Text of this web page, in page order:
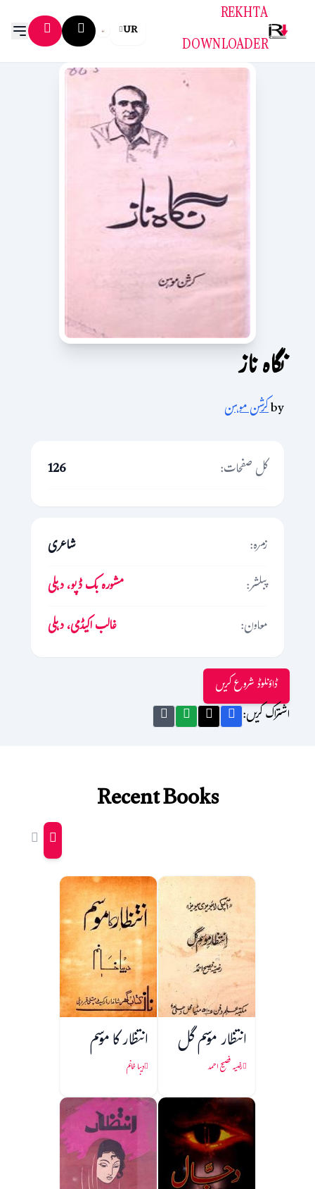
REKHTA
DOWNLOADER
UR
نگاہ ناز
byکرشن موہن
کل صفحات:
126
زمرہ:
شاعری
پبلشر:
مشورہ بک ڈپو، دہلی
معاون:
غالب اکیڈمی، دہلی
ڈاؤنلوڈ شروع کریں
اشتراک کریں:
Recent Books
انتظار موسم گل
رضیہ فصیح احمد
انتظار کا موسم
دیبا خانم